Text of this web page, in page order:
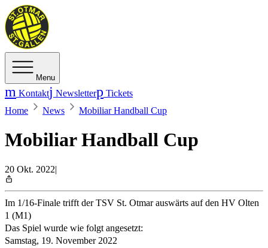
Menu
Kontakt Newsletter
Tickets
Home
News Mobiliar Handball Cup
Mobiliar Handball Cup
20 Okt. 2022|
Im 1/16-Finale trifft der TSV St. Otmar auswärts auf den HV Olten
1 (M1)
Das Spiel wurde wie folgt angesetzt:
Samstag, 19. November 2022